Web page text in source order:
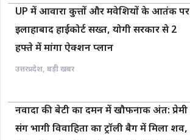
UP में आवारा कुत्तों और मवेशियों के आतंक पर
इलाहाबाद हाईकोर्ट सख्त, योगी सरकार से 2
हफ्ते में मांगा ऐक्शन प्लान
उत्तरप्रदेश, बड़ी खबर
नवादा की बेटी का दमन में खौफनाक अंत: प्रेमी
संग भागी विवाहिता का ट्रॉली बैग में मिला शव,